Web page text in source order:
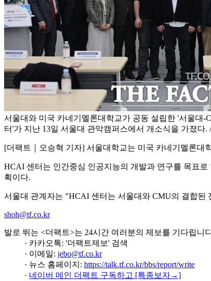
서울대와 미국 카네기멜론대학교가 공동 설립한 '서울대-
터'가 지난 13일 서울대 관악캠퍼스에서 개소식을 가졌다.
[더팩트｜오승혁 기자] 서울대학교는 미국 카네기멜론대
HCAI 센터는 인간중심 인공지능의 개발과 연구를 목표
획이다.
서울대 관계자는 "HCAI 센터는 서울대와 CMU의 결합
shoh@tf.co.kr
발로 뛰는 <더팩트>는 24시간 여러분의 제보를 기다립니
· 카카오톡: '더팩트제보' 검색
· 이메일: jebo@tf.co.kr
· 뉴스 홈페이지: https://talk.tf.co.kr/bbs/report/write
· 네이버 메인 더팩트 구독하고 [특종보자→]